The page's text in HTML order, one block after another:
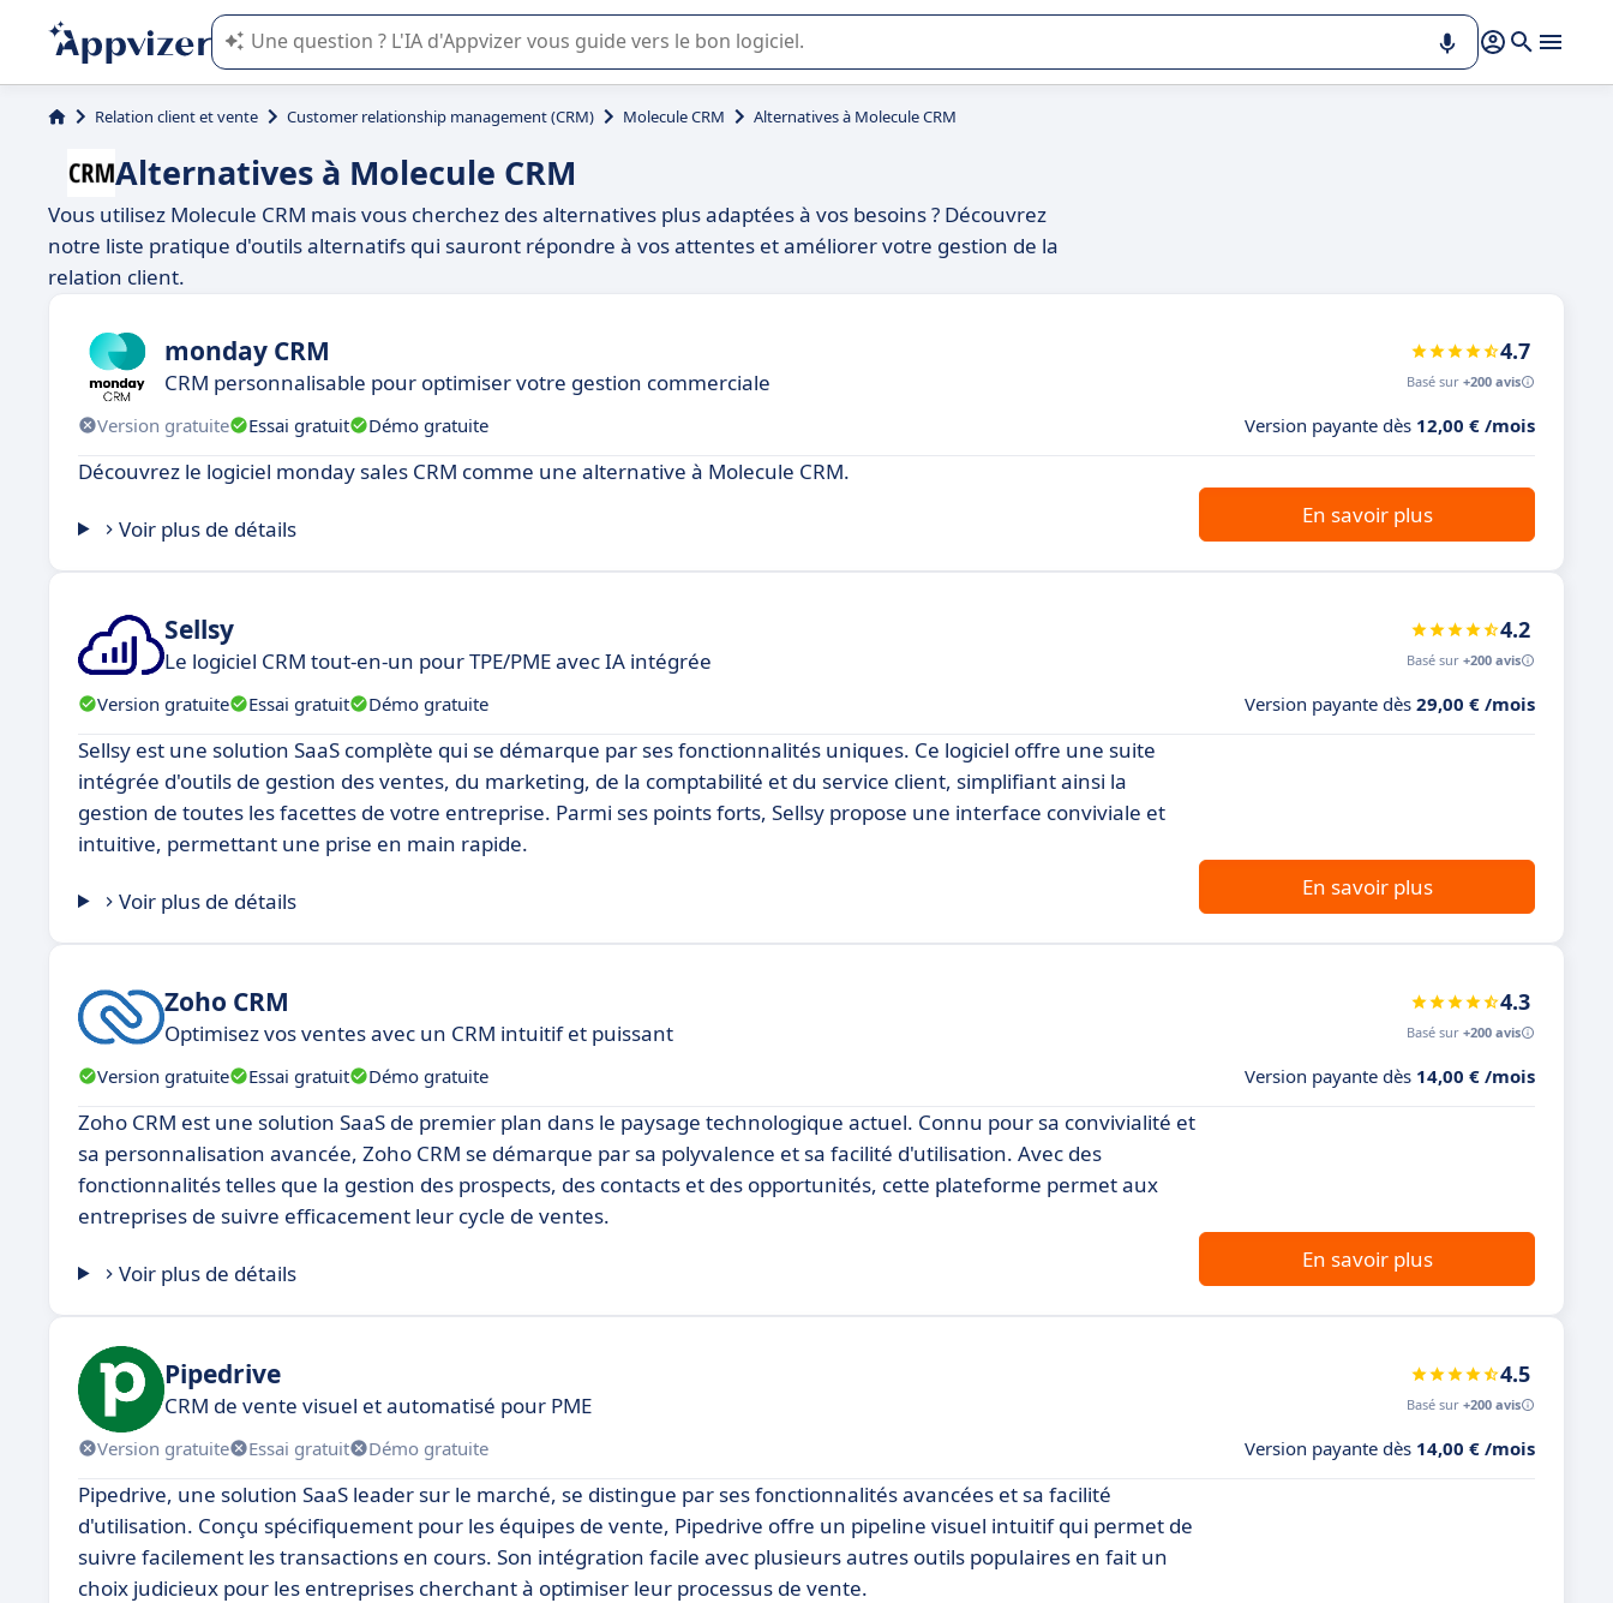
L'IA de Appvizer vous guide dans l'utilisation ou la sélection de logiciel SaaS en entreprise.
Relation client et vente Customer relationship management (CRM) Molecule CRM Alternatives à Molecule CRM
Alternatives à Molecule CRM
Vous utilisez Molecule CRM mais vous cherchez des alternatives plus adaptées à vos besoins ? Découvrez
notre liste pratique d'outils alternatifs qui sauront répondre à vos attentes et améliorer votre gestion de la
relation client.
monday CRM
CRM personnalisable pour optimiser votre gestion commerciale
4.7
Basé sur +200 avis
Version gratuite Essai gratuit Démo gratuite Version payante dès 12,00 € /mois
Découvrez le logiciel monday sales CRM comme une alternative à Molecule CRM.
Voir plus de détails
En savoir plus
Sellsy
Le logiciel CRM tout-en-un pour TPE/PME avec IA intégrée
4.2
Basé sur +200 avis
Version gratuite Essai gratuit Démo gratuite Version payante dès 29,00 € /mois
Sellsy est une solution SaaS complète qui se démarque par ses fonctionnalités uniques. Ce logiciel offre une suite
intégrée d'outils de gestion des ventes, du marketing, de la comptabilité et du service client, simplifiant ainsi la
gestion de toutes les facettes de votre entreprise. Parmi ses points forts, Sellsy propose une interface conviviale et
intuitive, permettant une prise en main rapide.
Voir plus de détails
En savoir plus
Zoho CRM
Optimisez vos ventes avec un CRM intuitif et puissant
4.3
Basé sur +200 avis
Version gratuite Essai gratuit Démo gratuite Version payante dès 14,00 € /mois
Zoho CRM est une solution SaaS de premier plan dans le paysage technologique actuel. Connu pour sa convivialité et
sa personnalisation avancée, Zoho CRM se démarque par sa polyvalence et sa facilité d'utilisation. Avec des
fonctionnalités telles que la gestion des prospects, des contacts et des opportunités, cette plateforme permet aux
entreprises de suivre efficacement leur cycle de ventes.
Voir plus de détails
En savoir plus
Pipedrive
CRM de vente visuel et automatisé pour PME
4.5
Basé sur +200 avis
Version gratuite Essai gratuit Démo gratuite Version payante dès 14,00 € /mois
Pipedrive, une solution SaaS leader sur le marché, se distingue par ses fonctionnalités avancées et sa facilité
d'utilisation. Conçu spécifiquement pour les équipes de vente, Pipedrive offre un pipeline visuel intuitif qui permet de
suivre facilement les transactions en cours. Son intégration facile avec plusieurs autres outils populaires en fait un
choix judicieux pour les entreprises cherchant à optimiser leur processus de vente.